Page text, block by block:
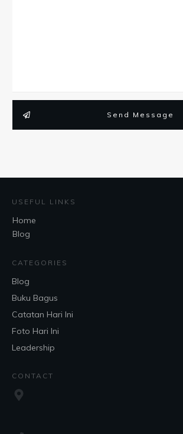
Send Message
USEFUL LINKS
Home
Blog
CATEGORIES
Blog
Buku Bagus
Catatan Hari Ini
Foto Hari Ini
Leadership
CONTACT